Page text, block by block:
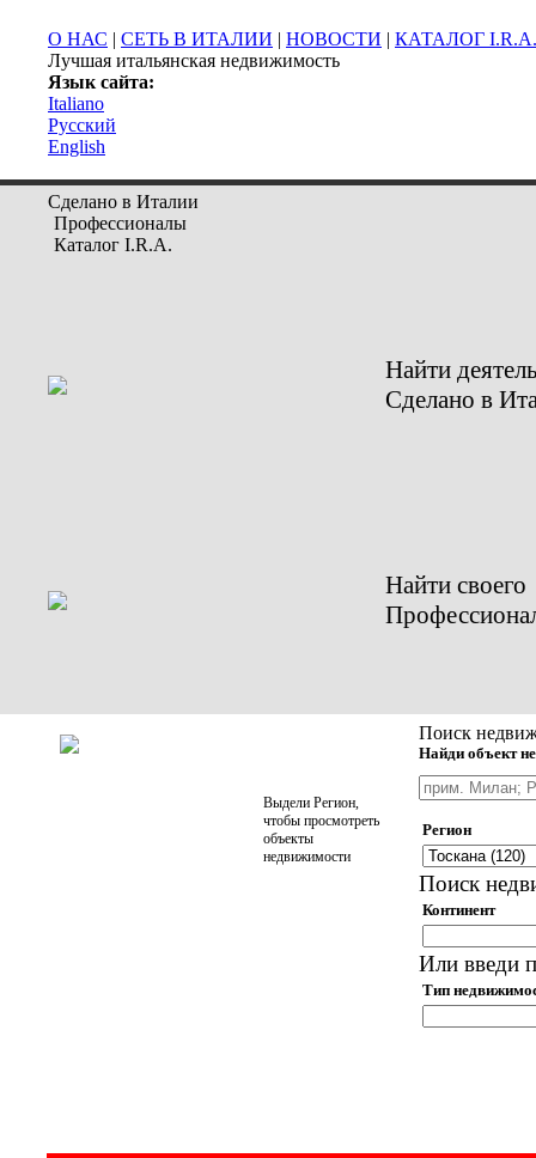
О НАС | СЕТЬ В ИТАЛИИ | НОВОСТИ | КАТАЛОГ I.R.A.
Лучшая итальянская недвижимость
Язык сайта:
Italiano
Русский
English
Сделано в Италии
Профессионалы
Каталог I.R.A.
Найти
Сделано в
Найти своего
Выдели Регион,
чтобы просмотреть
объекты
недвижимости
Поиск
Найди объект
Регион
Поиск
Континент
Или введи
Тип